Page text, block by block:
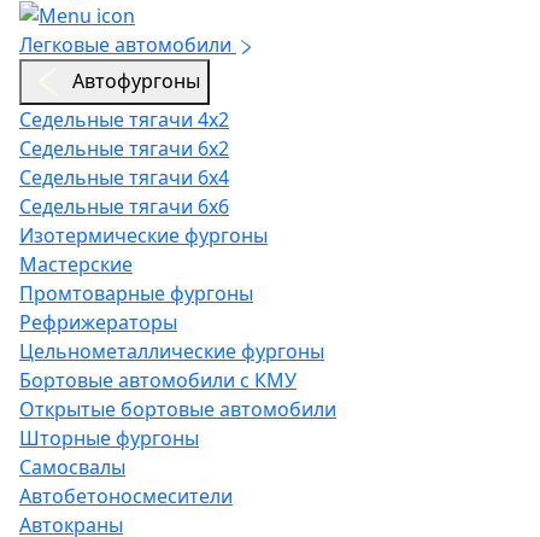
Легковые автомобили
Автофургоны
Седельные тягачи 4х2
Седельные тягачи 6х2
Седельные тягачи 6х4
Седельные тягачи 6х6
Изотермические фургоны
Мастерские
Промтоварные фургоны
Рефрижераторы
Цельнометаллические фургоны
Бортовые автомобили с КМУ
Открытые бортовые автомобили
Шторные фургоны
Самосвалы
Автобетоносмесители
Автокраны